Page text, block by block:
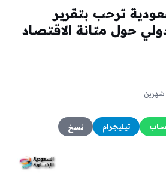
ترحب بتقرير
حول متانة الاقتصاد
تيليجرام نسخ